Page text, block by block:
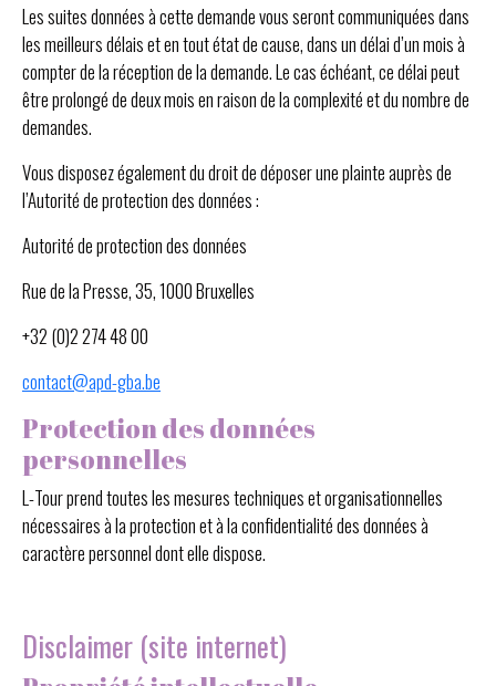
Les suites données à cette demande vous seront communiquées dans
les meilleurs délais et en tout état de cause, dans un délai d’un mois à
compter de la réception de la demande. Le cas échéant, ce délai peut
être prolongé de deux mois en raison de la complexité et du nombre de
demandes.
Vous disposez également du droit de déposer une plainte auprès de
l’Autorité de protection des données :
Autorité de protection des données
Rue de la Presse, 35, 1000 Bruxelles
+32 (0)2 274 48 00
contact@apd-gba.be
Protection des données
personnelles
L-Tour prend toutes les mesures techniques et organisationnelles
nécessaires à la protection et à la confidentialité des données à
caractère personnel dont elle dispose.
Disclaimer (site internet)